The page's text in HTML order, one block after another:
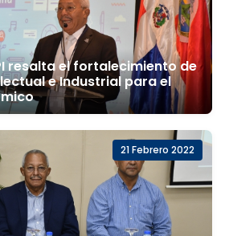
resalta el fortalecimiento de
e Industrial para el
21 Febrero 2022